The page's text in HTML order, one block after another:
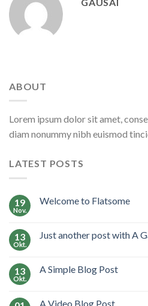
ABOUT
Lorem ipsum dolor sit amet,
diam nonummy nibh euismod
LATEST POSTS
19
Nov.
Welcome to Flatsome
13
Okt.
Just another post with A
13
Okt.
A Simple Blog Post
A Video Blog Post